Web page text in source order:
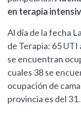
en terapia
Al día de la fecha
de Terapia: 65
se encuentran
cuales 38 se
ocupación de
provincia es del